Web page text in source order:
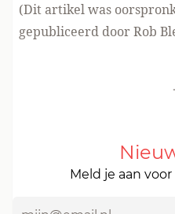
(Dit artikel was
gepubliceerd door Rob
Meld je aan